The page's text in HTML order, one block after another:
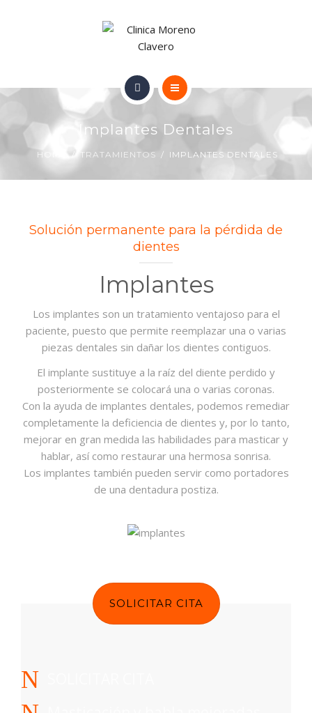
NUESTRO EQUIPO
Implantes Dentales
HOME TRATAMIENTOS IMPLANTES DENTALES
Solución permanente para la pérdida de
dientes
Implantes
Los implantes son un tratamiento ventajoso para el
paciente, puesto que permite reemplazar una o varias
piezas dentales sin dañar los dientes contiguos.
El implante sustituye a la raíz del diente perdido y
posteriormente se colocará una o varias coronas.
Con la ayuda de implantes dentales, podemos remediar
completamente la deficiencia de dientes y, por lo tanto,
mejorar en gran medida las habilidades para masticar y
hablar, así como restaurar una hermosa sonrisa.
Los implantes también pueden servir como portadores
de una dentadura postiza.
SOLICITAR CITA